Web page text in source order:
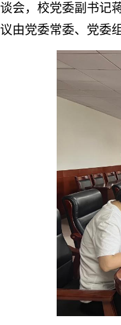
谈会，校党委副书记
议由党委常委、党委